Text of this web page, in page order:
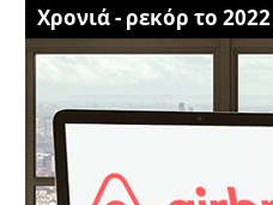
Χρονιά - ρεκόρ το 2022